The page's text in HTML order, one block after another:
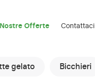
Nostre Offerte Contattaci
gelato Bicchieri